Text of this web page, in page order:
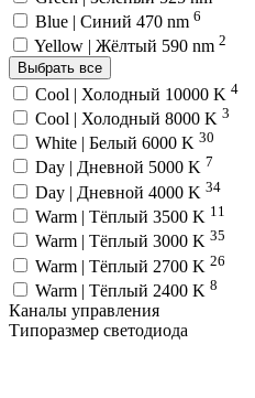
Blue | Синий 470 nm 6
Yellow | Жёлтый 590 nm 2
Выбрать все
Cool | Холодный 10000 K 4
Cool | Холодный 8000 K 3
White | Белый 6000 K 30
Day | Дневной 5000 K 7
Day | Дневной 4000 K 34
Warm | Тёплый 3500 K 11
Warm | Тёплый 3000 K 35
Warm | Тёплый 2700 K 26
Warm | Тёплый 2400 K 8
Каналы управления
Типоразмер светодиода